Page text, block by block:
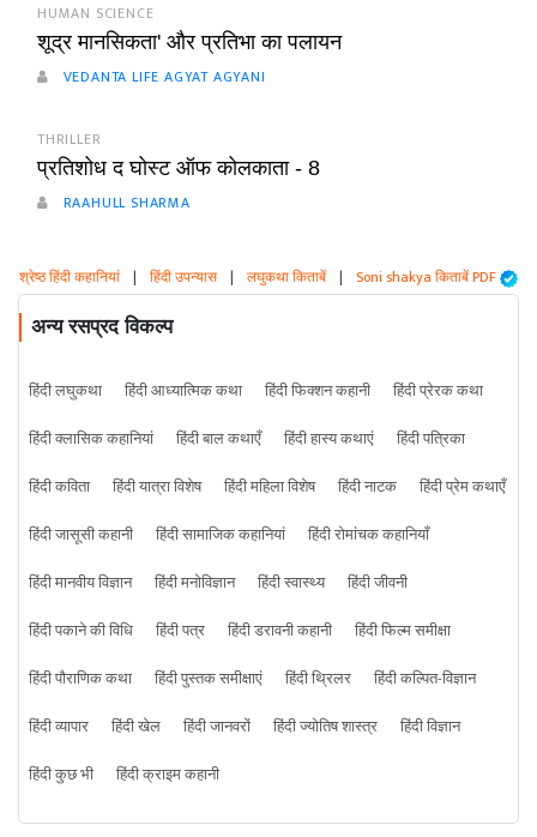
HUMAN SCIENCE
शूद्र मानसिकता' और प्रतिभा का पलायन
VEDANTA LIFE AGYAT AGYANI
THRILLER
प्रतिशोध द घोस्ट ऑफ कोलकाता - 8
RAAHULL SHARMA
श्रेष्ठ हिंदी कहानियां | हिंदी उपन्यास | लघुकथा किताबें | Soni shakya किताबें PDF
अन्य रसप्रद विकल्प
हिंदी लघुकथा हिंदी आध्यात्मिक कथा हिंदी फिक्शन कहानी
हिंदी प्रेरक कथा
हिंदी क्लासिक कहानियां
हिंदी बाल कथाएँ हिंदी हास्य कथाएं
हिंदी पत्रिका
हिंदी कविता
हिंदी यात्रा विशेष हिंदी महिला विशेष हिंदी नाटक
हिंदी प्रेम कथाएँ
हिंदी जासूसी कहानी
हिंदी सामाजिक कहानियां
हिंदी रोमांचक कहानियाँ
हिंदी मानवीय विज्ञान
हिंदी मनोविज्ञान हिंदी स्वास्थ्य
हिंदी जीवनी
हिंदी पकाने की विधि
हिंदी पत्र हिंदी डरावनी कहानी
हिंदी फिल्म समीक्षा
हिंदी पौराणिक कथा
हिंदी पुस्तक समीक्षाएं हिंदी थ्रिलर
हिंदी कल्पित-विज्ञान
हिंदी व्यापार
हिंदी खेल हिंदी जानवरों हिंदी ज्योतिष शास्त्र
हिंदी विज्ञान
हिंदी कुछ भी
हिंदी क्राइम कहानी